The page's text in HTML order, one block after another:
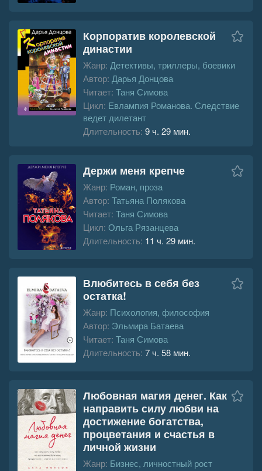
Корпоратив королевской
династии
Жанр: Детективы, триллеры, боевики
Автор: Дарья Донцова
Читает: Таня Симова
Цикл: Евлампия Романова. Следствие
ведет дилетант
Длительность: 9 ч. 29 мин.
Держи меня крепче
Жанр: Роман, проза
Автор: Татьяна Полякова
Читает: Таня Симова
Цикл: Ольга Рязанцева
Длительность: 11 ч. 29 мин.
Влюбитесь в себя без
остатка!
Жанр: Психология, философия
Автор: Эльмира Батаева
Читает: Таня Симова
Длительность: 7 ч. 58 мин.
Любовная магия денег. Как
направить силу любви на
достижение богатства,
процветания и счастья в
личной жизни
Жанр: Бизнес, личностный рост